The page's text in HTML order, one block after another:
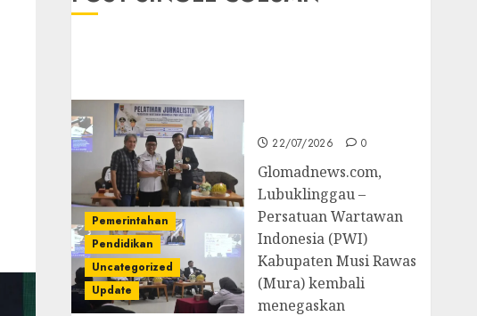
Pemerintahan
Pendidikan
Uncategorized
Update
22/07/2026 0
Glomadnews.com,
Lubuklinggau –
Persatuan Wartawan
Indonesia (PWI)
Kabupaten Musi Rawas
(Mura) kembali
menegaskan